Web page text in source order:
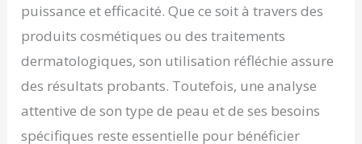
puissance et efficacité. Que ce soit à travers des
produits cosmétiques ou des traitements
dermatologiques, son utilisation réfléchie assure
des résultats probants. Toutefois, une analyse
attentive de son type de peau et de ses besoins
spécifiques reste essentielle pour bénéficier